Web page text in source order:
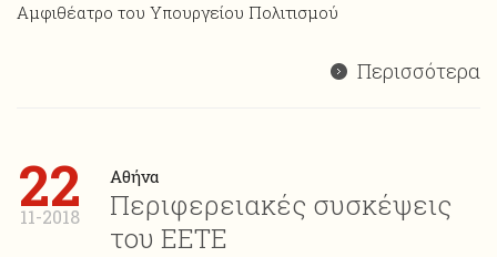
Αμφιθέατρο του Υπουργείου Πολιτισμού
Περισσότερα
22
11-2018
Αθήνα
Περιφερειακές συσκέψεις
του ΕΕΤΕ